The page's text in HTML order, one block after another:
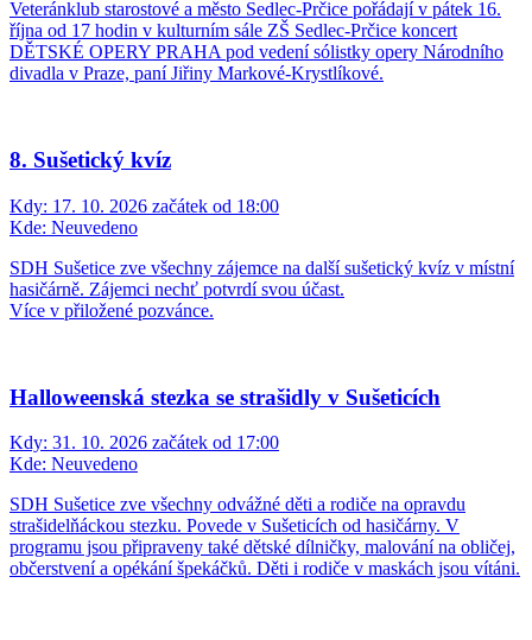
Veteránklub starostové a město Sedlec-Prčice pořádají v pátek 16.
října od 17 hodin v kulturním sále ZŠ Sedlec-Prčice koncert
DĚTSKÉ OPERY PRAHA pod vedení sólistky opery Národního
divadla v Praze, paní Jiřiny Markové-Krystlíkové.
8. Sušetický kvíz
Kdy: 17. 10. 2026 začátek od 18:00
Kde: Neuvedeno
SDH Sušetice zve všechny zájemce na další sušetický kvíz v místní
hasičárně. Zájemci nechť potvrdí svou účast.
Více v přiložené pozvánce.
Halloweenská stezka se strašidly v Sušeticích
Kdy: 31. 10. 2026 začátek od 17:00
Kde: Neuvedeno
SDH Sušetice zve všechny odvážné děti a rodiče na opravdu
strašidelňáckou stezku. Povede v Sušeticích od hasičárny. V
programu jsou připraveny také dětské dílničky, malování na obličej,
občerstvení a opékání špekáčků. Děti i rodiče v maskách jsou vítáni.